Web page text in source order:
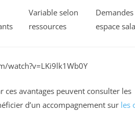
Variable selon
ressources
espace
watch?v=LKi9lk1Wb0Y
ces avantages peuvent consulter les
d’un accompagnement sur les